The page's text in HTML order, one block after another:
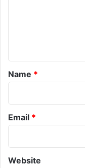
*
Name *
Email *
Website